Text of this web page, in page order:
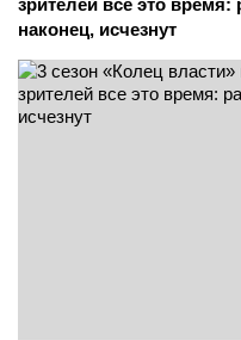
наконец, исчезнут